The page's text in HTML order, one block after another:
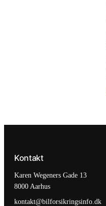
Kontakt
Karen Wegeners Gade 13
8000 Aarhus
kontakt@bilforsikringsinfo.dk